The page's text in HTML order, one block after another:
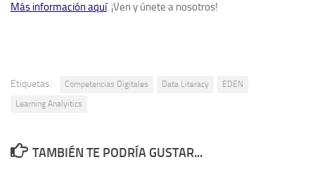
Más información aquí. ¡Ven y únete a nosotros!
Etiquetas: Competencias Digitales Data Literacy
EDEN
Learning Analyitics
TAMBIÉN TE PODRÍA GUSTAR...